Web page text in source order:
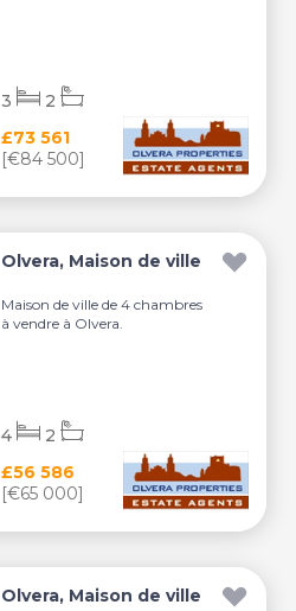
£73 561
[€84 500]
3 2
Olvera, Maison de ville
Maison de ville de 4 chambres
à vendre à Olvera.
£56 586
[€65 000]
4 2
Olvera, Maison de ville